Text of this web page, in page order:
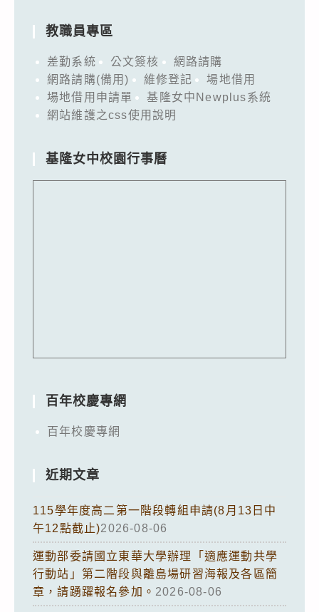
教職員專區
差勤系統 公文簽核
網路請購
網路請購(備用)
維修登記
場地借用
場地借用申請單
基隆女中Newplus系統
網站維護之css使用說明
基隆女中校園行事曆
百年校慶專網
百年校慶專網
近期文章
115學年度高二第一階段轉組申請(8月13日中
午12點截止)2026-08-06
運動部委請國立東華大學辦理「適應運動共學
行動站」第二階段與離島場研習海報及各區簡
章，請踴躍報名參加。 2026-08-06